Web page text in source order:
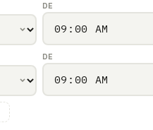
DE
DE